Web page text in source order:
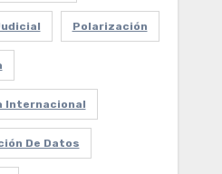
Polarización
Internacional
De Datos